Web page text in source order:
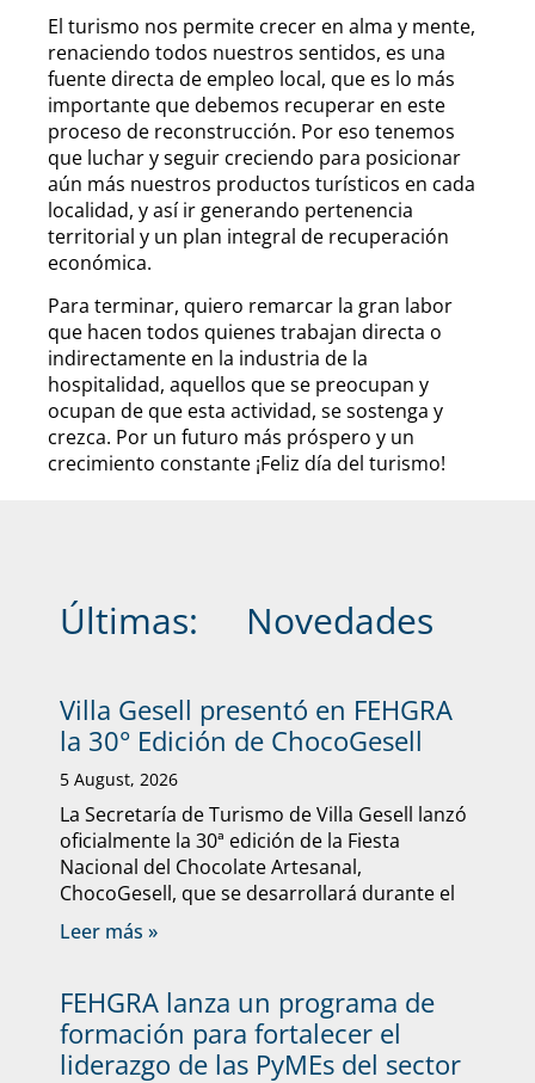
El turismo nos permite crecer en alma y mente,
renaciendo todos nuestros sentidos, es una
fuente directa de empleo local, que es lo más
importante que debemos recuperar en este
proceso de reconstrucción. Por eso tenemos
que luchar y seguir creciendo para posicionar
aún más nuestros productos turísticos en cada
localidad, y así ir generando pertenencia
territorial y un plan integral de recuperación
económica.
Para terminar, quiero remarcar la gran labor
que hacen todos quienes trabajan directa o
indirectamente en la industria de la
hospitalidad, aquellos que se preocupan y
ocupan de que esta actividad, se sostenga y
crezca. Por un futuro más próspero y un
crecimiento constante ¡Feliz día del turismo!
Últimas: Novedades
Villa Gesell presentó en FEHGRA
la 30° Edición de ChocoGesell
5 August, 2026
La Secretaría de Turismo de Villa Gesell lanzó
oficialmente la 30ª edición de la Fiesta
Nacional del Chocolate Artesanal,
ChocoGesell, que se desarrollará durante el
Leer más »
FEHGRA lanza un programa de
formación para fortalecer el
liderazgo de las PyMEs del sector